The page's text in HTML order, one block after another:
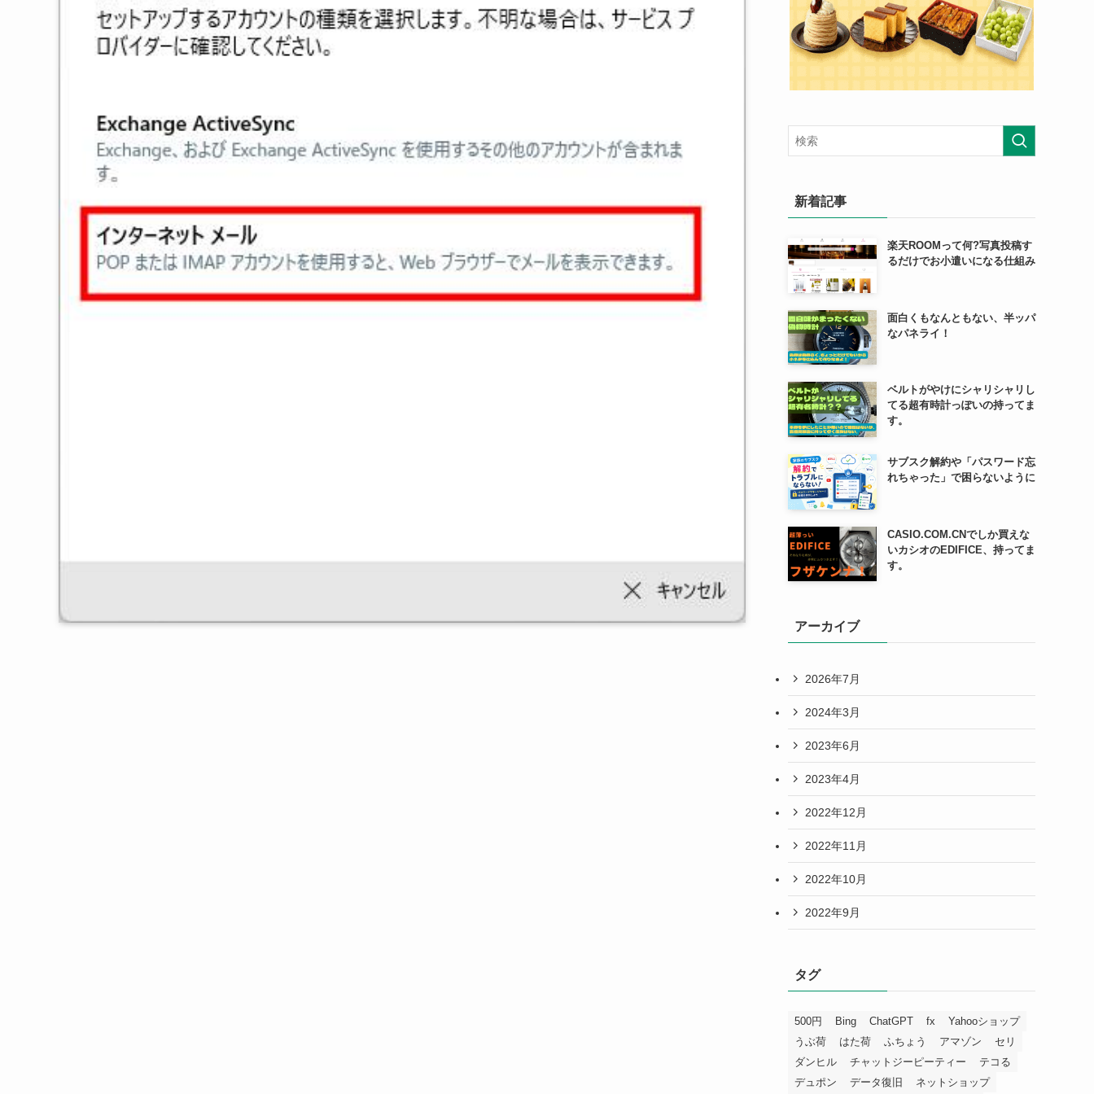
新着記事
楽天ROOMって何?写真投稿す
るだけでお小遣いになる仕組み
面白くもなんともない、半ッパ
なパネライ！
ベルトがやけにシャリシャリし
てる超有時計っぽいの持ってま
す。
サブスク解約や「パスワード忘
れちゃった」で困らないように
CASIO.COM.CNでしか買えな
いカシオのEDIFICE、持ってま
す。
アーカイブ
2026年7月
2024年3月
2023年6月
2023年4月
2022年12月
2022年11月
2022年10月
2022年9月
タグ
500円 Bing ChatGPT fx
Yahooショップ
うぶ荷
はた荷 ふちょう アマゾン
セリ
ダンヒル
チャットジーピーティー
テコる
デュポン
データ復旧 ネットショップ